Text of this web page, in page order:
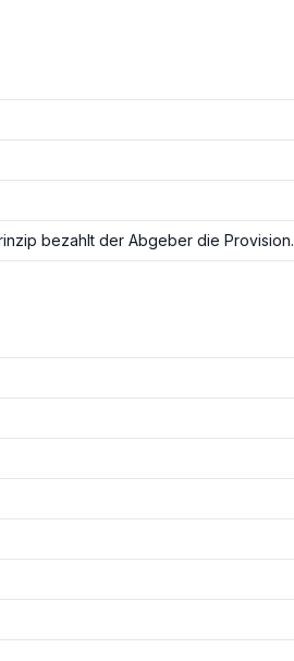
bezahlt der Abgeber die Provision.